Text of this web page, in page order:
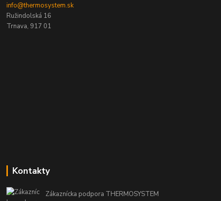
info@thermosystem.sk
Ružindolská 16
Trnava, 917 01
Kontakty
Zákaznícka podpora THERMOSYSTEM